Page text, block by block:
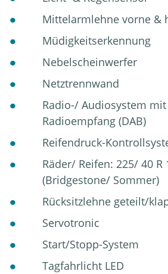
Mittelarmlehne vorne &
Müdigkeitserkennung
Nebelscheinwerfer
Netztrennwand
Radio-/ Audiosystem
Radioempfang (DAB)
Reifendruck-
Räder/ Reifen: 225/ 40 R
(Bridgestone/ Sommer)
Rücksitzlehne geteilt/
Servotronic
Start/Stopp-System
Tagfahrlicht LED